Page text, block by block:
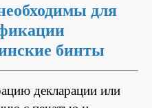
для
бинты
декларации или